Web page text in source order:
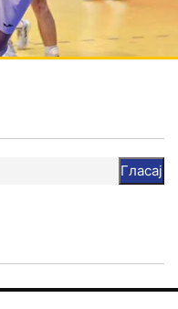
Гласај